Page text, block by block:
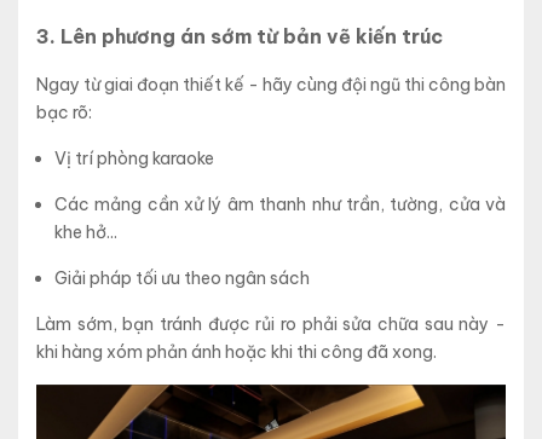
3. Lên phương án sớm từ bản vẽ kiến trúc
Ngay từ giai đoạn thiết kế - hãy cùng đội ngũ thi công bàn
bạc rõ:
Vị trí phòng karaoke
Các mảng cần xử lý âm thanh như trần, tường, cửa và
khe hở...
Giải pháp tối ưu theo ngân sách
Làm sớm, bạn tránh được rủi ro phải sửa chữa sau này -
khi hàng xóm phản ánh hoặc khi thi công đã xong.